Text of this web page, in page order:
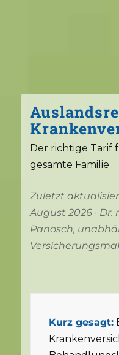
Der richtige Tarif
gesamte Familie
Zuletzt
August 2026 ·
Panosch,
Kurz gesagt: